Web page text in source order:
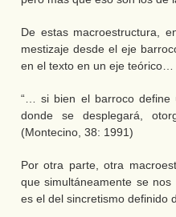
De estas macroestructura,
mestizaje desde el eje
en el texto en un eje teórico…
“… si bien el barroco define
donde se desplegará,
(Montecino, 38: 1991)
Por otra parte, otra
que simultáneamente se
es el del sincretismo definido